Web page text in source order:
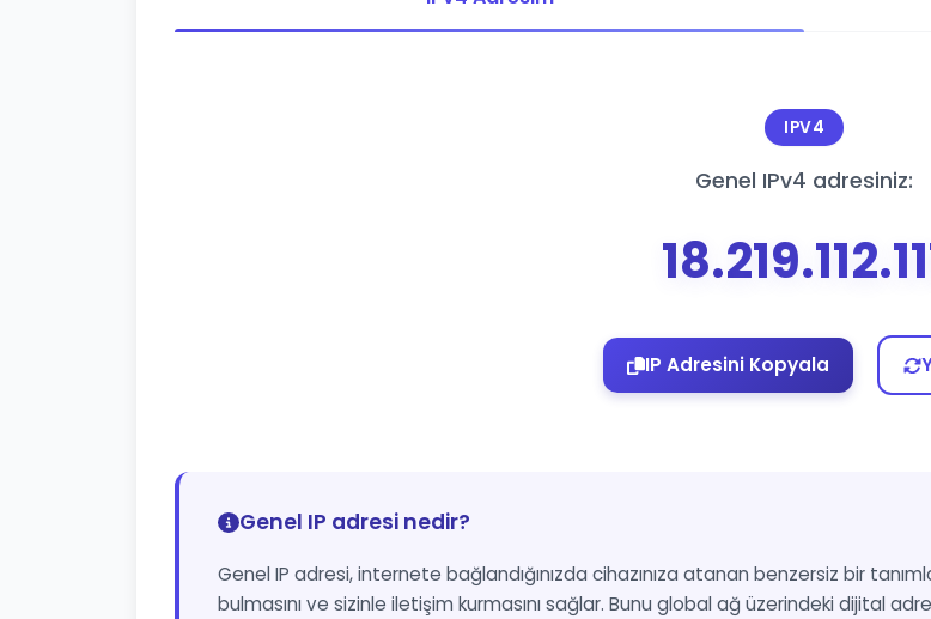
IPV4
Genel IPv4 adresiniz:
IP Adresini Kopyala
Genel IP adresi nedir?
Genel IP adresi, internete bağlandığınızda cihazınıza atanan benzersiz bir
bulmasını ve sizinle iletişim kurmasını sağlar. Bunu global ağ üzerindeki dijital